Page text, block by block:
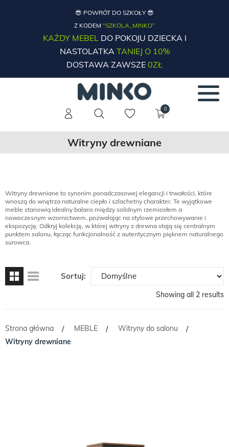
😎 POWRÓT DO SZKOŁY 😎
Z KODEM “SZKOLA_MINKO”
KAŻDY MEBELDO POKOJU DZIECKA I
NASTOLATKATANIEJ O 10%
DOSTAWA ZAWSZE 0ZŁ
0
Witryny drewniane
Witryny drewniane to synonim ponadczasowej elegancji i trwałości, które
wnoszą do wnętrza naturalne ciepło i szlachetny charakter. Te wyjątkowe
meble stanowią idealny balans między solidnym rzemiosłem a
nowoczesnym wzornictwem, pozwalając na stylowe przechowywanie i
ekspozycję. Odkryj kolekcję, w której witryny z drewna stają się centralnym
punktem salonu, łącząc funkcjonalność z autentycznym pięknem naturalnego
surowca.
Sortuj:
Showing all 2 results
Strona główna / MEBLE / Witryny do salonu
/
Witryny drewniane